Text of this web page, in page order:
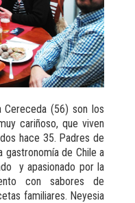
Cereceda (56) son los
cariñoso, que viven
hace 35. Padres de
gastronomía de Chile a
y apasionado por la
con sabores de
familiares. Neyesia